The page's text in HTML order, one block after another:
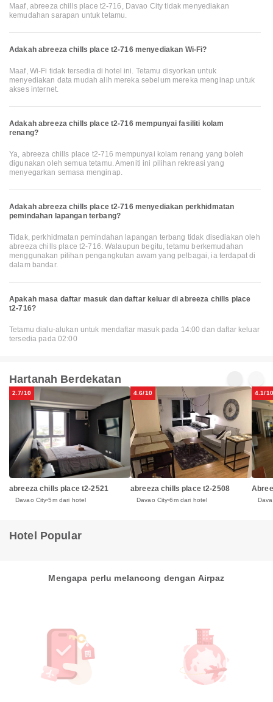
Maaf, abreeza chills place t2-716, Davao City tidak menyediakan
kemudahan sarapan untuk tetamu.
Adakah abreeza chills place t2-716 menyediakan Wi-Fi?
Maaf, Wi-Fi tidak tersedia di hotel ini. Tetamu disyorkan untuk
menyediakan data mudah alih mereka sebelum mereka menginap untuk
akses internet.
Adakah abreeza chills place t2-716 mempunyai fasiliti kolam
renang?
Ya, abreeza chills place t2-716 mempunyai kolam renang yang boleh
digunakan oleh semua tetamu. Ameniti ini pilihan rekreasi yang
menyegarkan semasa menginap.
Adakah abreeza chills place t2-716 menyediakan perkhidmatan
pemindahan lapangan terbang?
Tidak, perkhidmatan pemindahan lapangan terbang tidak disediakan oleh
abreeza chills place t2-716. Walaupun begitu, tetamu berkemudahan
menggunakan pilihan pengangkutan awam yang pelbagai, ia terdapat di
dalam bandar.
Apakah masa daftar masuk dan daftar keluar di abreeza chills place
t2-716?
Tetamu dialu-alukan untuk mendaftar masuk pada 14:00 dan daftar keluar
tersedia pada 02:00
Hartanah Berdekatan
2.7/10
abreeza chills place t2-2521
Davao City 5m dari hotel
4.6/10
abreeza chills place t2-2508
Davao City 6m dari hotel
4.1/10
Hotel Popular
Mengapa perlu melancong dengan Airpaz